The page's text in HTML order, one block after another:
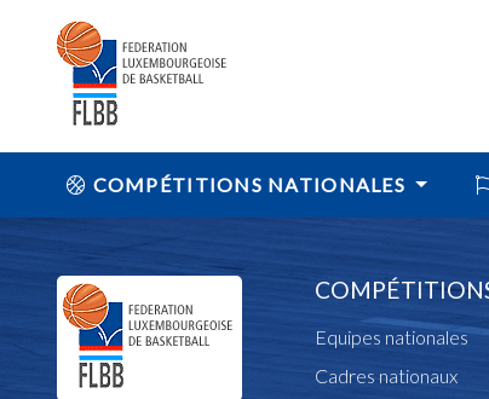
COMPÉTITIONS NATIONALES
Equipes nationales
Cadres nationaux